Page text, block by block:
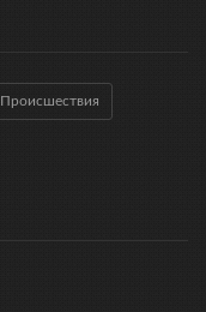
Происшествия